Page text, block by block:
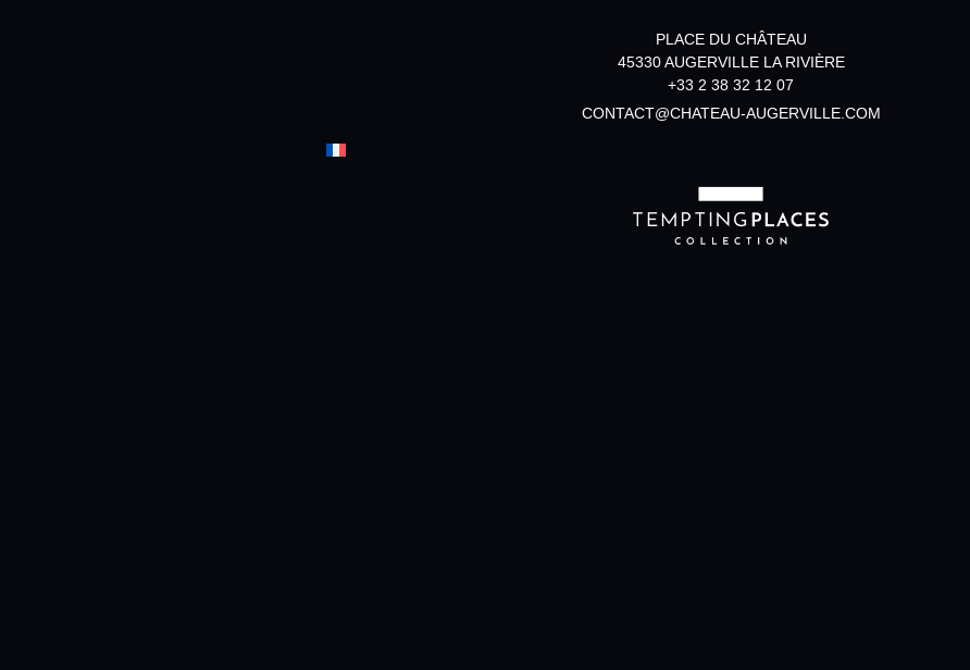
PLACE DU CHÂTEAU
45330 AUGERVILLE LA RIVIÈRE
+33 2 38 32 12 07
CONTACT@CHATEAU-AUGERVILLE.COM